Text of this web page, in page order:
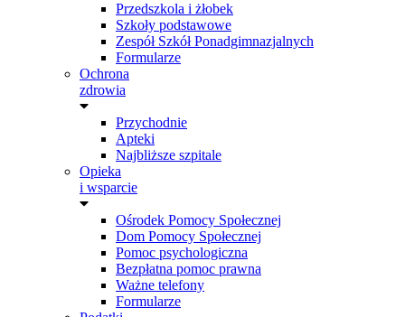
Przedszkola i żłobek
Szkoły podstawowe
Zespół Szkół Ponadgimnazjalnych
Formularze
Ochrona
zdrowia
Przychodnie
Apteki
Najbliższe szpitale
Opieka
i wsparcie
Ośrodek Pomocy Społecznej
Dom Pomocy Społecznej
Pomoc psychologiczna
Bezpłatna pomoc prawna
Ważne telefony
Formularze